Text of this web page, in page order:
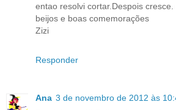
entao resolvi cortar.Despois cresce.
beijos e boas comemorações
Zizi
Responder
Ana 3 de novembro de 2012 às